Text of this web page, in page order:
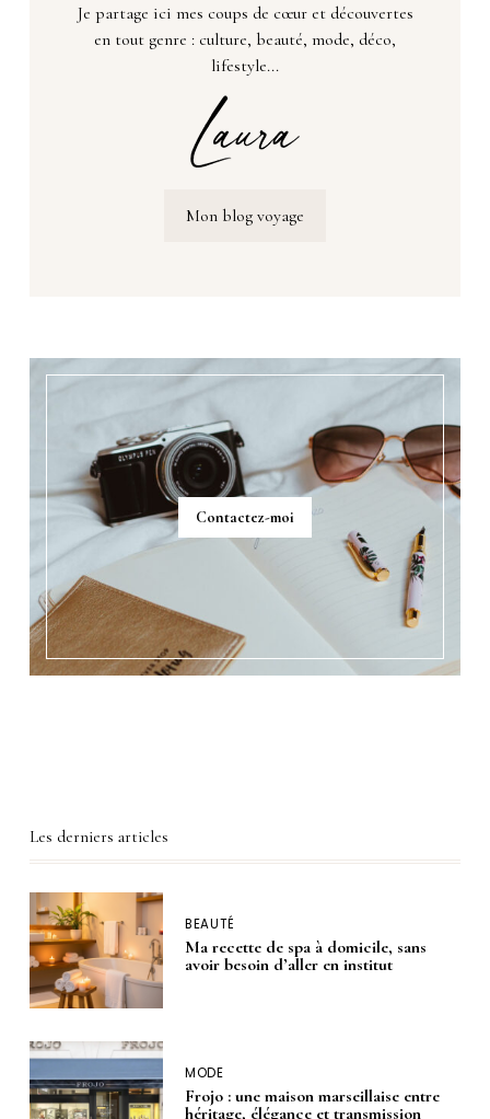
Je partage ici mes coups de cœur et découvertes
en tout genre : culture, beauté, mode, déco,
lifestyle...
Mon blog voyage
Contactez-moi
Les derniers articles
BEAUTÉ
Ma recette de spa à domicile, sans
avoir besoin d’aller en institut
MODE
Frojo : une maison marseillaise entre
héritage, élégance et transmission